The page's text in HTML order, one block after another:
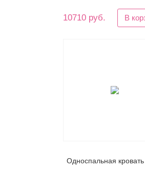
10710 руб. В
Односпальная